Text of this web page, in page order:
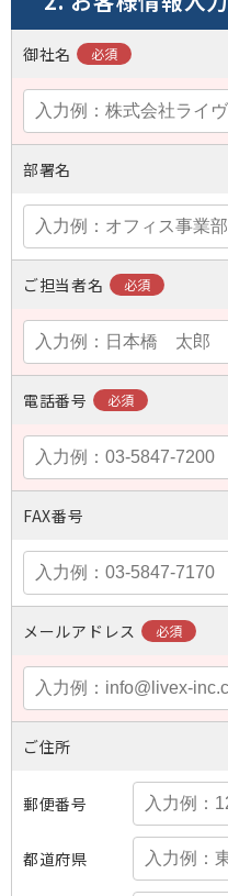
御社名
部署名
ご担当者名
電話番号
FAX番号
メールアドレス
ご住所
郵便番号
都道府県